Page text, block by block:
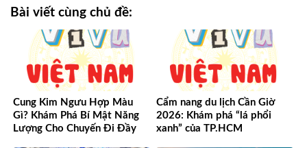
Bài viết cùng chủ đề:
Cung Kim Ngưu Hợp Màu
Gì? Khám Phá Bí Mật Năng
Lượng Cho Chuyến Đi Đầy
Cẩm nang du lịch Cần Giờ
2026: Khám phá “lá phổi
xanh” của TP.HCM